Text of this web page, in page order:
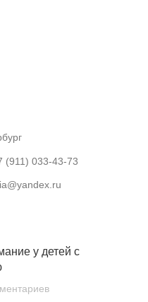
(911) 033-43-73
у детей с